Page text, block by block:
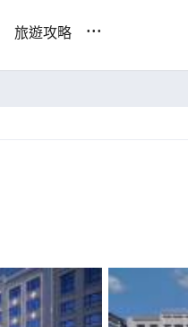
旅遊攻略 ...